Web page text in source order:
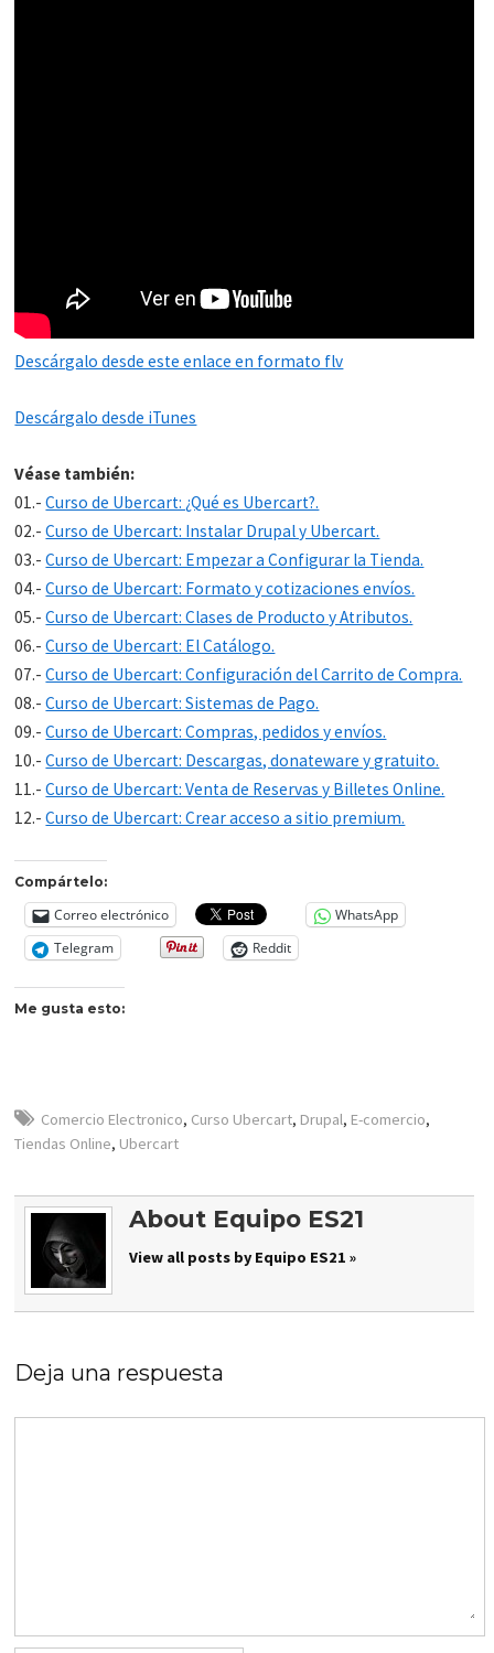
Descárgalo desde este enlace en formato flv
Descárgalo desde iTunes
Véase también:
01.-Curso de Ubercart: ¿Qué es Ubercart?.
02.-Curso de Ubercart: Instalar Drupal y Ubercart.
03.-Curso de Ubercart: Empezar a Configurar la Tienda.
04.-Curso de Ubercart: Formato y cotizaciones envíos.
05.-Curso de Ubercart: Clases de Producto y Atributos.
06.-Curso de Ubercart: El Catálogo.
07.-Curso de Ubercart: Configuración del Carrito de Compra.
08.-Curso de Ubercart: Sistemas de Pago.
09.-Curso de Ubercart: Compras, pedidos y envíos.
10.-Curso de Ubercart: Descargas, donateware y gratuito.
11.-Curso de Ubercart: Venta de Reservas y Billetes Online.
12.-Curso de Ubercart: Crear acceso a sitio premium.
Compártelo:
Correo electrónico
WhatsApp
Telegram
Reddit
Me gusta esto:
Comercio Electronico, Curso Ubercart, Drupal, E-comercio,
Tiendas Online, Ubercart
About Equipo ES21
View all posts by Equipo ES21 »
Deja una respuesta